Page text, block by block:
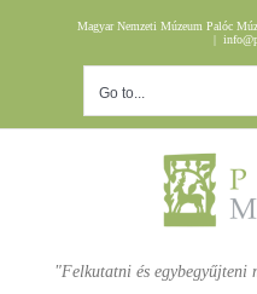
Magyar Nemzeti Múzeum Palóc
|
Go to...
"Felkutatni és egybegyűjteni